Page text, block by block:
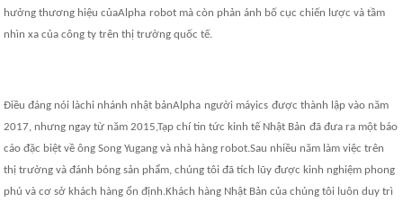
hưởng thương hiệu củaAlpha robot mà còn phản ánh bố cục chiến lược và tầm
nhìn xa của công ty trên thị trường quốc tế.
Điều đáng nói làchi nhánh nhật bảnAlpha người máyics được thành lập vào năm
2017, nhưng ngay từ năm 2015,Tạp chí tin tức kinh tế Nhật Bản đã đưa ra một báo
cáo đặc biệt về ông Song Yugang và nhà hàng robot.Sau nhiều năm làm việc trên
thị trường và đánh bóng sản phẩm, chúng tôi đã tích lũy được kinh nghiệm phong
phú và cơ sở khách hàng ổn định.Khách hàng Nhật Bản của chúng tôi luôn duy trì